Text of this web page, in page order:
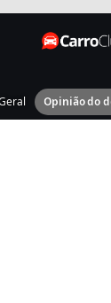
Opinião do